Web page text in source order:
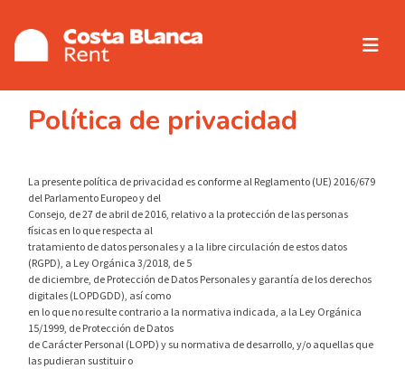
Política de privacidad
La presente política de privacidad es conforme al Reglamento (UE) 2016/679
del Parlamento Europeo y del
Consejo, de 27 de abril de 2016, relativo a la protección de las personas
físicas en lo que respecta al
tratamiento de datos personales y a la libre circulación de estos datos
(RGPD), a Ley Orgánica 3/2018, de 5
de diciembre, de Protección de Datos Personales y garantía de los derechos
digitales (LOPDGDD), así como
en lo que no resulte contrario a la normativa indicada, a la Ley Orgánica
15/1999, de Protección de Datos
de Carácter Personal (LOPD) y su normativa de desarrollo, y/o aquellas que
las pudieran sustituir o